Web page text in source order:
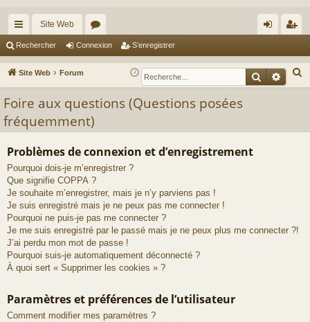
cc
ès
ra
pi
de
Site Web
or
u
m
s
ne
xi
nr
eg
Rechercher Connexion S’enregistrer
Site Web Forum
e
e
Foire aux questions (Questions posées
fréquemment)
Problèmes de connexion et d’enregistrement
Pourquoi dois-je m’enregistrer ?
Que signifie COPPA ?
Je souhaite m’enregistrer, mais je n’y parviens pas !
Je suis enregistré mais je ne peux pas me connecter !
Pourquoi ne puis-je pas me connecter ?
Je me suis enregistré par le passé mais je ne peux plus me connecter ?!
J’ai perdu mon mot de passe !
Pourquoi suis-je automatiquement déconnecté ?
À quoi sert « Supprimer les cookies » ?
Paramètres et préférences de l’utilisateur
Comment modifier mes paramètres ?